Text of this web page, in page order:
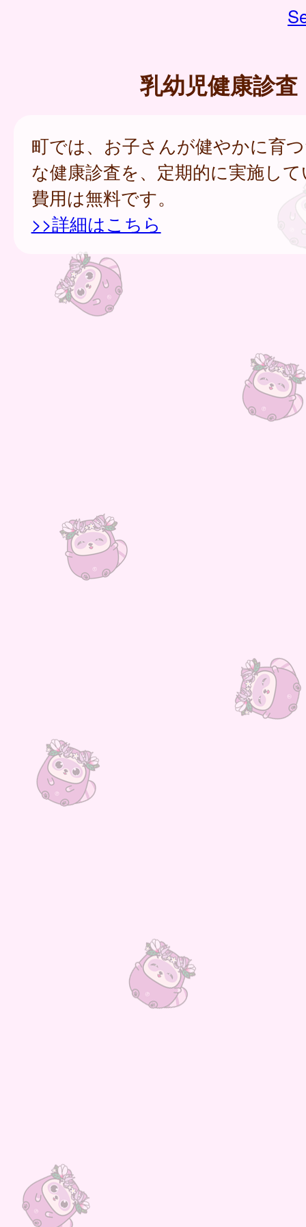
乳幼児健康診査
町では、お子さんが健やかに育
な健康診査を、定期的に実施し
費用は無料です。
>>詳細はこちら